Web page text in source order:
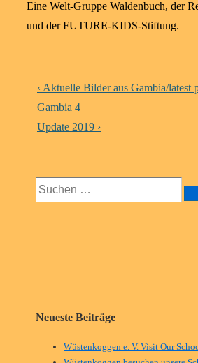
Eine Welt-Gruppe Waldenbuch, der
und der FUTURE-KIDS-Stiftung.
Beitragsnavigation
Vorheriger
Beitrag
ist
‹ Aktuelle Bilder aus Gambia/latest
Gambia 4
Nächster
Update 2019 ›
Suchen
Neueste Beiträge
Wüstenkoggen e. V. Visit Our